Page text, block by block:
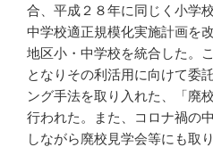
合、平成２８年に同じく小学
中学校適正規模化実施計画を
地区小・中学校を統合した。
となりその利活用に向けて委
ング手法を取り入れた、「廃
行われた。また、コロナ禍の
しながら廃校見学会等にも取り